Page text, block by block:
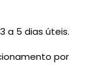
a 5 dias úteis.
por